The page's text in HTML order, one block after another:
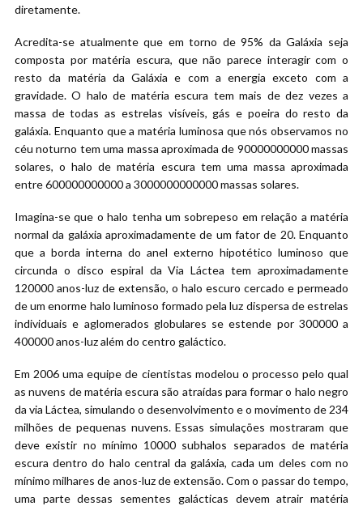
diretamente.
Acredita-se atualmente que em torno de 95% da Galáxia seja
composta por matéria escura, que não parece interagir com o
resto da matéria da Galáxia e com a energia exceto com a
gravidade. O halo de matéria escura tem mais de dez vezes a
massa de todas as estrelas visíveis, gás e poeira do resto da
galáxia. Enquanto que a matéria luminosa que nós observamos no
céu noturno tem uma massa aproximada de 90000000000 massas
solares, o halo de matéria escura tem uma massa aproximada
entre 600000000000 a 3000000000000 massas solares.
Imagina-se que o halo tenha um sobrepeso em relação a matéria
normal da galáxia aproximadamente de um fator de 20. Enquanto
que a borda interna do anel externo hipotético luminoso que
circunda o disco espiral da Via Láctea tem aproximadamente
120000 anos-luz de extensão, o halo escuro cercado e permeado
de um enorme halo luminoso formado pela luz dispersa de estrelas
individuais e aglomerados globulares se estende por 300000 a
400000 anos-luz além do centro galáctico.
Em 2006 uma equipe de cientistas modelou o processo pelo qual
as nuvens de matéria escura são atraídas para formar o halo negro
da via Láctea, simulando o desenvolvimento e o movimento de 234
milhões de pequenas nuvens. Essas simulações mostraram que
deve existir no mínimo 10000 subhalos separados de matéria
escura dentro do halo central da galáxia, cada um deles com no
mínimo milhares de anos-luz de extensão. Com o passar do tempo,
uma parte dessas sementes galácticas devem atrair matéria